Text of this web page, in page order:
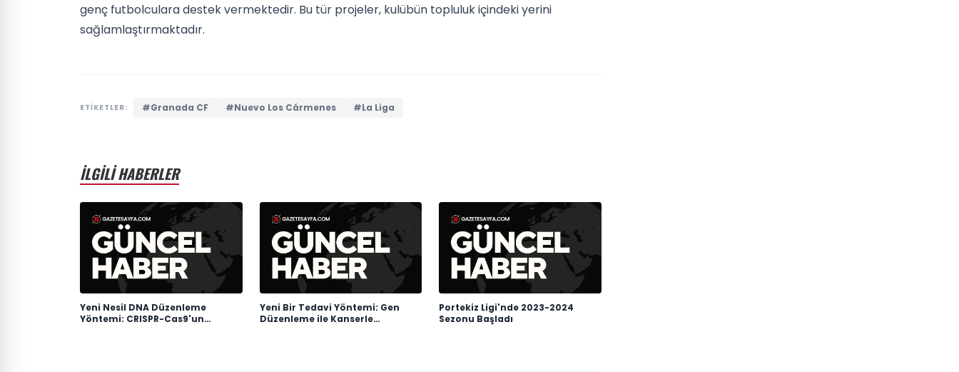
genç futbolculara destek vermektedir. Bu tür projeler, kulübün topluluk içindeki yerini
sağlamlaştırmaktadır.
ETİKETLER: #Granada CF #Nuevo Los Cármenes #La Liga
İLGİLİ HABERLER
Yeni Nesil DNA Düzenleme
Yöntemi: CRISPR-Cas9'un
Yeni Bir Tedavi Yöntemi: Gen
Düzenleme ile Kanserle
Portekiz Ligi'nde 2023-2024
Sezonu Başladı